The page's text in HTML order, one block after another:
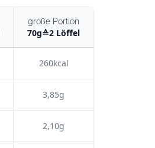
große Portion
70g≙2 Löffel
260kcal
3,85g
2,10g